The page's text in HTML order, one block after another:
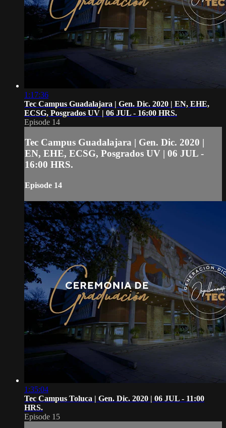
1:17:36
Tec Campus Guadalajara | Gen. Dic. 2020 | EN, EHE,
ECSG, Posgrados UV | 06 JUL - 16:00 HRS.
Episode 14
Tec Campus Guadalajara | Gen. Dic. 2020 |
EN, EHE, ECSG, Posgrados UV | 06 JUL -
16:00 HRS.
Episode 14
1:35:04
Tec Campus Toluca | Gen. Dic. 2020 | 06 JUL - 11:00
HRS.
Episode 15